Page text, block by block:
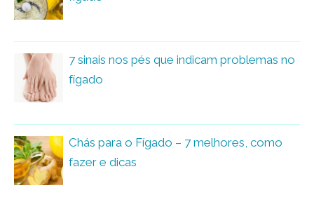
7 sinais nos pés que indicam problemas no
fígado
Chás para o Fígado – 7 melhores, como
fazer e dicas